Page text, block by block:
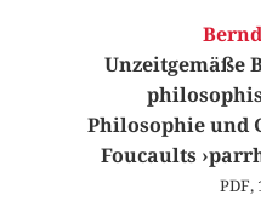
Unzeitgemäße
Philosophie und
Foucaults
PDF,